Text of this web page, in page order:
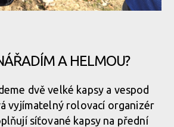
6
6
6
6
A HELMOU?
dvě velké kapsy a vespod
vyjímatelný rolovací organizér
síťované kapsy na přední